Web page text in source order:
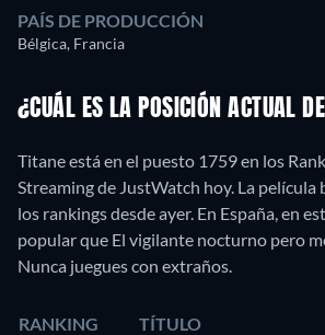
PAÍS DE PRODUCCIÓN
Bélgica, Francia
¿CUÁL ES LA POSICIÓN ACTUAL
Titane está en el puesto 1759 en los
Streaming de JustWatch hoy. La película
los rankings desde ayer. En España, en
popular que El vigilante nocturno pero
Nunca juegues con extraños.
RANKING TÍTULO